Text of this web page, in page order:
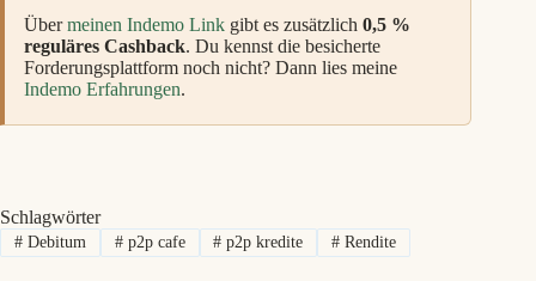
Übermeinen Indemo Link gibt es zusätzlich 0,5 %
reguläres Cashback. Du kennst die besicherte
Forderungsplattform noch nicht? Dann lies meine
Indemo Erfahrungen.
Schlagwörter
#Debitum #p2p cafe # p2p kredite # Rendite